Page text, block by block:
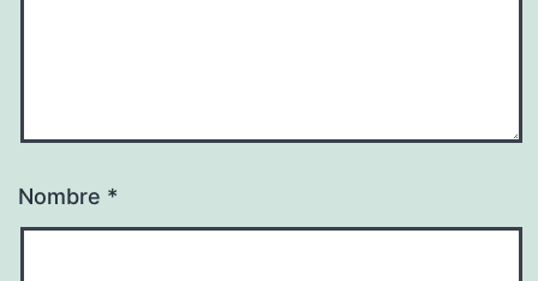
Nombre *